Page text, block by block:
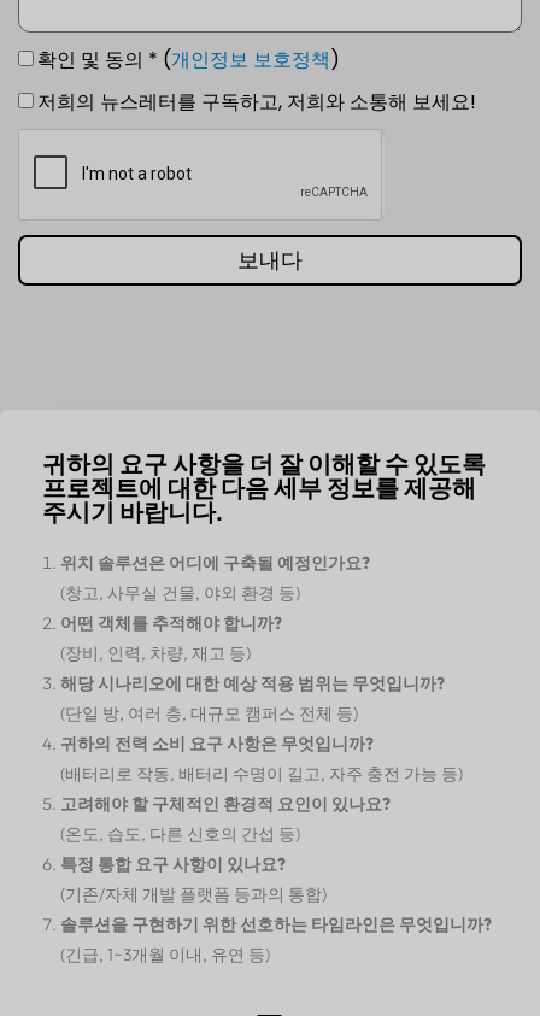
확인 및 동의 * (개인정보 보호정책)
저희의 뉴스레터를 구독하고, 저희와 소통해 보세요!
보내다
귀하의 요구 사항을 더 잘 이해할 수 있도록
프로젝트에 대한 다음 세부 정보를 제공해
주시기 바랍니다.
위치 솔루션은 어디에 구축될 예정인가요?
(창고, 사무실 건물, 야외 환경 등)
어떤 객체를 추적해야 합니까?
(장비, 인력, 차량, 재고 등)
해당 시나리오에 대한 예상 적용 범위는 무엇입니까?
(단일 방, 여러 층, 대규모 캠퍼스 전체 등)
귀하의 전력 소비 요구 사항은 무엇입니까?
(배터리로 작동, 배터리 수명이 길고, 자주 충전 가능 등)
고려해야 할 구체적인 환경적 요인이 있나요?
(온도, 습도, 다른 신호의 간섭 등)
특정 통합 요구 사항이 있나요?
(기존/자체 개발 플랫폼 등과의 통합)
솔루션을 구현하기 위한 선호하는 타임라인은 무엇입니까?
(긴급, 1~3개월 이내, 유연 등)